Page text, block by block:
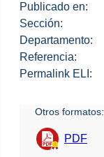
Publicado en:
Sección:
Departamento:
Referencia:
Permalink ELI:
Otros formatos:
PDF